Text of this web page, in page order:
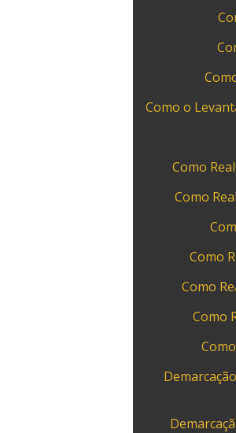
Como o
Como
Como
Como
Como
Como